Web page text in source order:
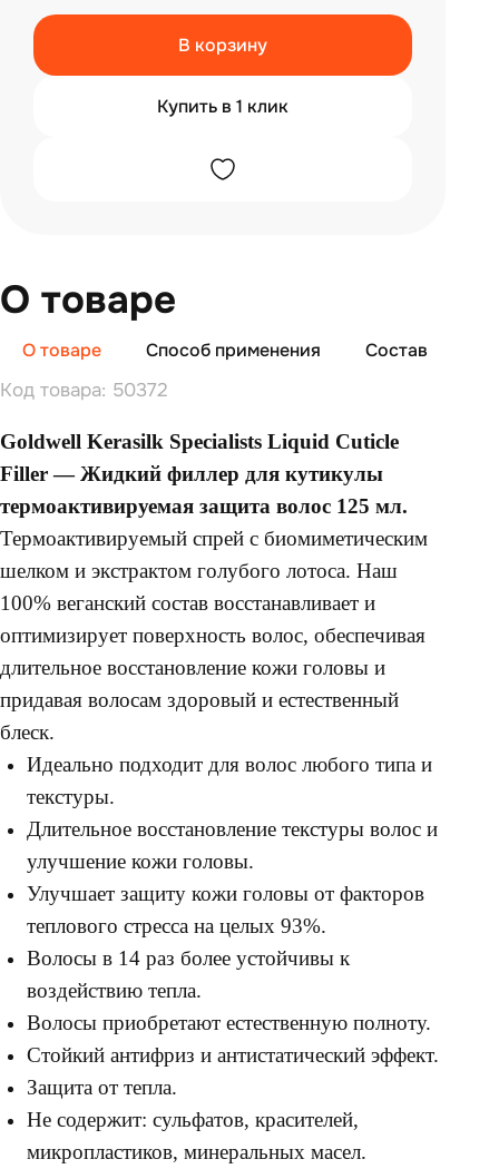
В корзину
Купить в 1 клик
О товаре
О товаре Способ применения Состав
Код товара: 50372
Goldwell Kerasilk Specialists Liquid Cuticle
Filler — Жидкий филлер для кутикулы
термоактивируемая защита волос 125 мл.
Термоактивируемый спрей с биомиметическим
шелком и экстрактом голубого лотоса. Наш
100% веганский состав восстанавливает и
оптимизирует поверхность волос, обеспечивая
длительное восстановление кожи головы и
придавая волосам здоровый и естественный
блеск.
Идеально подходит для волос любого типа и
текстуры.
Длительное восстановление текстуры волос и
улучшение кожи головы.
Улучшает защиту кожи головы от факторов
теплового стресса на целых 93%.
Волосы в 14 раз более устойчивы к
воздействию тепла.
Волосы приобретают естественную полноту.
Стойкий антифриз и антистатический эффект.
Защита от тепла.
Не содержит: сульфатов, красителей,
микропластиков, минеральных масел.